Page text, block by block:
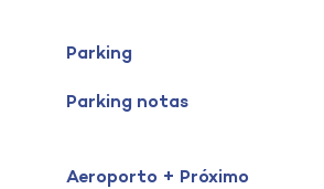
Parking
Parking notas
Aeroporto + Próximo